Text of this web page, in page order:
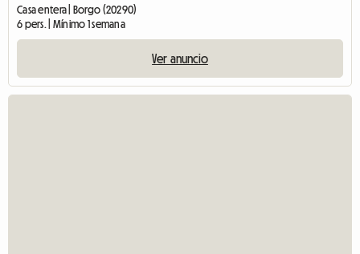
Casa entera | Borgo (20290)
6 pers. | Mínimo 1 semana
Ver anuncio